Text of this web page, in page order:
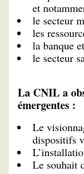
et
le secteur
les
la banque
le secteur
La CNIL a
émergentes :
Le
dispositifs
Le souhait